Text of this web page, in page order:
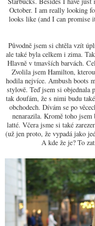
October. I am really looking
looks like (and I can promise
Původně jsem si chtěla vzít
ale také byla celkem i zima.
Hlavně v tmavších barvách.
Zvolila jsem Hamilton,
hodila nejvíce. Ambush boots
stylově. Teď jsem si objednala
tak doufám, že s nimi budu
obchodech. Dívám se po
nenarazila. Kromě toho jsem
latté. Včera jsme si také
(už jen proto, že vypadá jako
A kde že je? To